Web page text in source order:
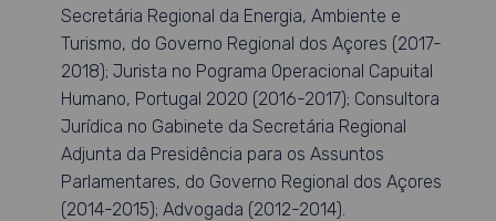
Secretária Regional da Energia, Ambiente e
Turismo, do Governo Regional dos Açores (2017-
2018); Jurista no Pograma Operacional Capuital
Humano, Portugal 2020 (2016-2017); Consultora
Jurídica no Gabinete da Secretária Regional
Adjunta da Presidência para os Assuntos
Parlamentares, do Governo Regional dos Açores
(2014-2015); Advogada (2012-2014).